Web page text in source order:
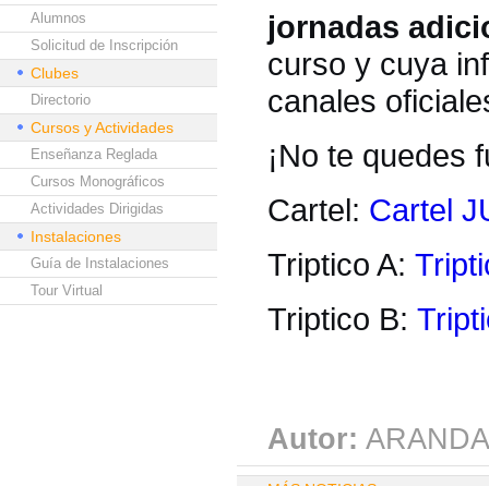
Alumnos
Solicitud de Inscripción
Clubes
Directorio
Cursos y Actividades
Enseñanza Reglada
Cursos Monográficos
Actividades Dirigidas
Instalaciones
Guía de Instalaciones
Tour Virtual
jornadas
curso y cuya
canales
¡No te quedes
Cartel: Cartel
Triptico A:
Triptico B:
Autor: